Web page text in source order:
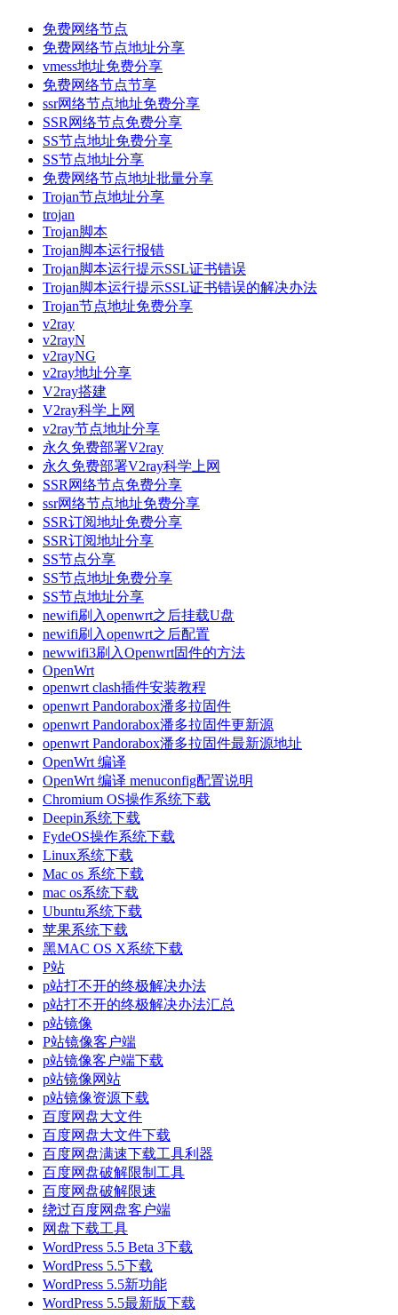
免费网络节点
免费网络节点地址分享
vmess地址免费分享
免费网络节点节享
ssr网络节点地址免费分享
SSR网络节点免费分享
SS节点地址免费分享
SS节点地址分享
免费网络节点地址批量分享
Trojan节点地址分享
trojan
Trojan脚本
Trojan脚本运行报错
Trojan脚本运行提示SSL证书错误
Trojan脚本运行提示SSL证书错误的解决办法
Trojan节点地址免费分享
v2ray
v2rayN
v2rayNG
v2ray地址分享
V2ray搭建
V2ray科学上网
v2ray节点地址分享
永久免费部署V2ray
永久免费部署V2ray科学上网
SSR网络节点免费分享
ssr网络节点地址免费分享
SSR订阅地址免费分享
SSR订阅地址分享
SS节点分享
SS节点地址免费分享
SS节点地址分享
newifi刷入openwrt之后挂载U盘
newifi刷入openwrt之后配置
newwifi3刷入Openwrt固件的方法
OpenWrt
openwrt clash插件安装教程
openwrt Pandorabox潘多拉固件
openwrt Pandorabox潘多拉固件更新源
openwrt Pandorabox潘多拉固件最新源地址
OpenWrt 编译
OpenWrt 编译 menuconfig配置说明
Chromium OS操作系统下载
Deepin系统下载
FydeOS操作系统下载
Linux系统下载
Mac os 系统下载
mac os系统下载
Ubuntu系统下载
苹果系统下载
黑MAC OS X系统下载
P站
p站打不开的终极解决办法
p站打不开的终极解决办法汇总
p站镜像
P站镜像客户端
p站镜像客户端下载
p站镜像网站
p站镜像资源下载
百度网盘大文件
百度网盘大文件下载
百度网盘满速下载工具利器
百度网盘破解限制工具
百度网盘破解限速
绕过百度网盘客户端
网盘下载工具
WordPress 5.5 Beta 3下载
WordPress 5.5下载
WordPress 5.5新功能
WordPress 5.5最新版下载